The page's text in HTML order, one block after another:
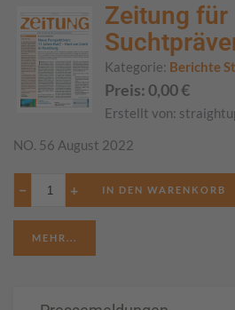
Zeitung für
Kategorie: Berichte
Preis: 0,00€
Erstellt von:
NO. 56 August 2022
− +
MEHR...